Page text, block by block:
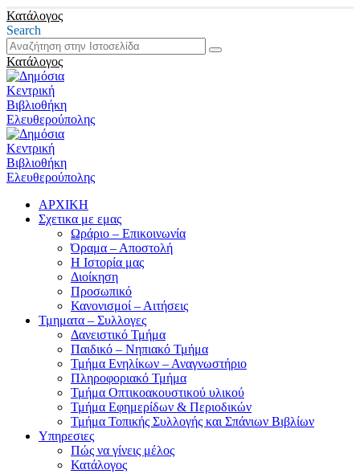
Κατάλογος
Search
Κατάλογος
ΑΡΧΙΚΗ
Σχετικα με εμας
Ωράριο – Επικοινωνία
Όραμα – Αποστολή
Η Ιστορία μας
Διοίκηση
Προσωπικό
Κανονισμοί – Αιτήσεις
Τμηματα – Συλλογες
Δανειστικό Τμήμα
Παιδικό – Νηπιακό Τμήμα
Τμήμα Ενηλίκων – Αναγνωστήριο
Πληροφοριακό Τμήμα
Τμήμα Οπτικοακουστικού υλικού
Τμήμα Εφημερίδων & Περιοδικών
Τμήμα Τοπικής Συλλογής και Σπάνιων Βιβλίων
Υπηρεσιες
Πώς να γίνεις μέλος
Κατάλογος